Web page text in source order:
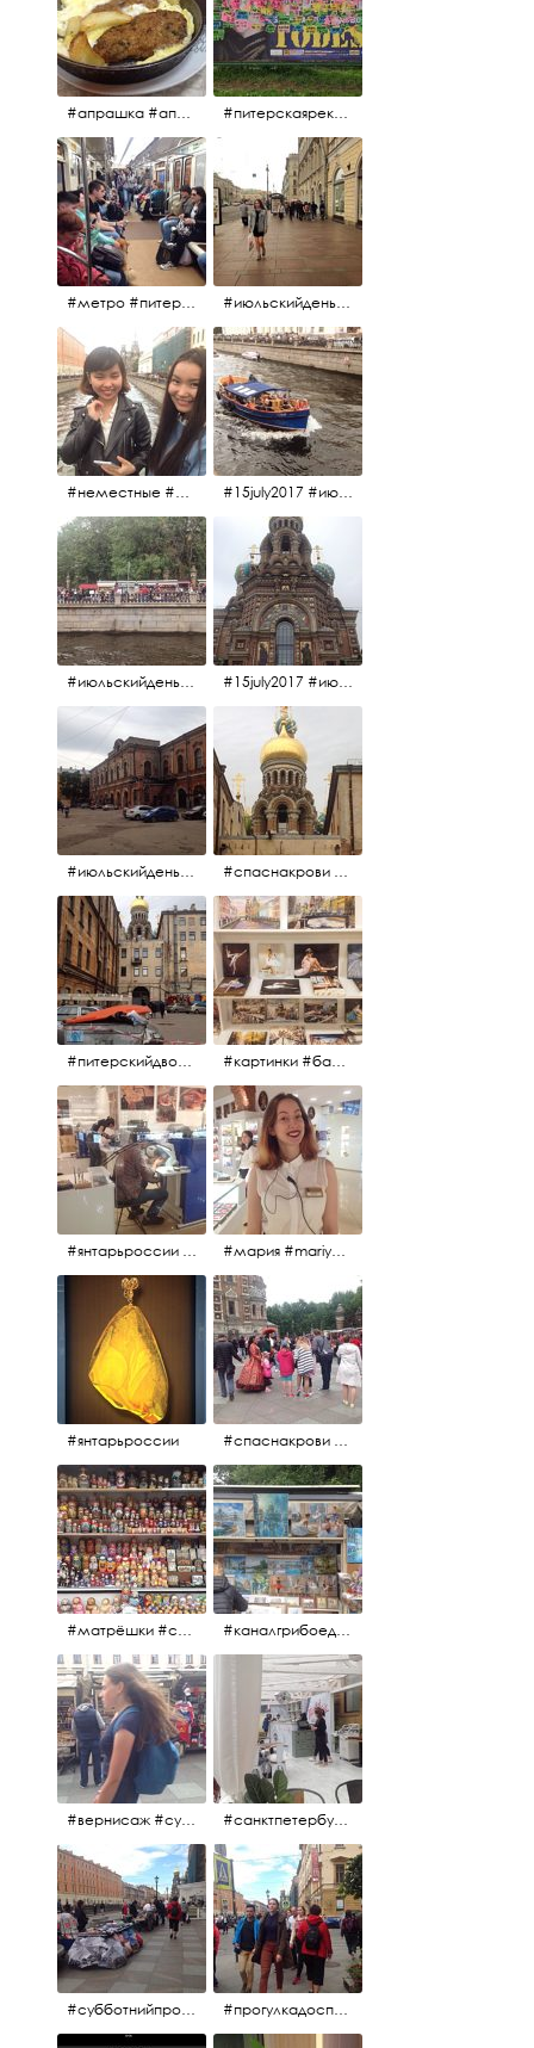
#апрашка #апраксиндвор #кафенаапрашке #куринаякотлетанасковороде #сковородка #кафедлясвоих #питерскаяреклама #todes #куколки #окраинапитера #фрунзенскийрайон
#метро #питерскоеметро #невскаялиния #июльскийдень2017 #15july2017 #невский
#неместные #июльскийдень2017 #15july2017 #июльскийдень2017 #катерок #bonfire
#июльскийдень2017 #15july2017 #15july2017 #июльскийдень2017 #спаснакрови
#июльскийдень2017 #15july2017 #спаснакрови #июльскийдень2017
#питерскийдвор #спаснакрови #июльскийдень2017 #картинки #балетпитера #янтарьроссиии
#янтарьроссии #янтарь #мария #mariya #янтарьроссии
#янтарьроссии #спаснакрови #михайловскийсад
#матрёшки #сувениры #вернисаж #каналгрибоедова #санктпетербург #вернисаж #
#вернисаж #сувениры #картины #санктпетербург #летнеекафе
#субботнийпроменад #набережнаяканалагрибоедова #санктпетербург #прогулкадоспасаиобратно #санктпетербург #15july2017 #субботнийпитерскийдень #субботнийпроменад #послеобеда